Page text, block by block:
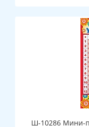
Ш-10286 Мини-